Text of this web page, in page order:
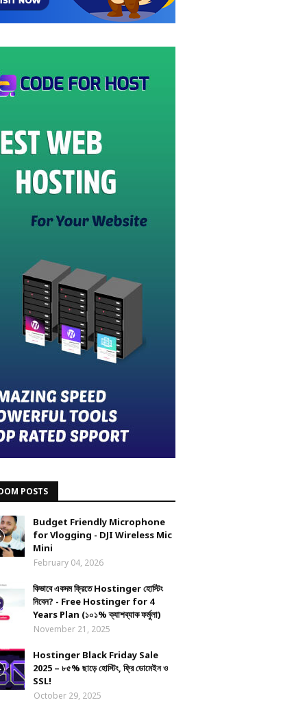
POSTS
Budget Friendly Microphone
for Vlogging - DJI Wireless Mic
Mini
February 04, 2026
কিভাবে একদম ফ্রিতে Hostinger হোস্টিং
নিবেন? - Free Hostinger for 4
Years Plan (১০১% ক্যাশব্যাক ফর্মুলা)
November 21, 2025
Hostinger Black Friday Sale
2025 – ৮৫% ছাড়ে হোস্টিং, ফ্রি ডোমেইন ও
SSL!
October 29, 2025